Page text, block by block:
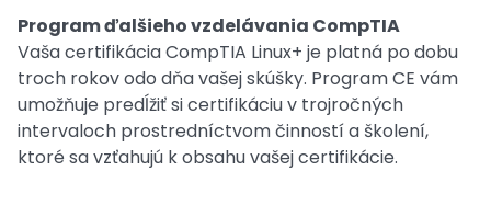
Program ďalšieho vzdelávania CompTIA
Vaša certifikácia CompTIA Linux+ je platná po dobu
troch rokov odo dňa vašej skúšky. Program CE vám
umožňuje predĺžiť si certifikáciu v trojročných
intervaloch prostredníctvom činností a školení,
ktoré sa vzťahujú k obsahu vašej certifikácie.